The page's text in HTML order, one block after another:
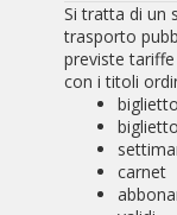
Si tratta di un
trasporto
previste
con i titoli
carnet